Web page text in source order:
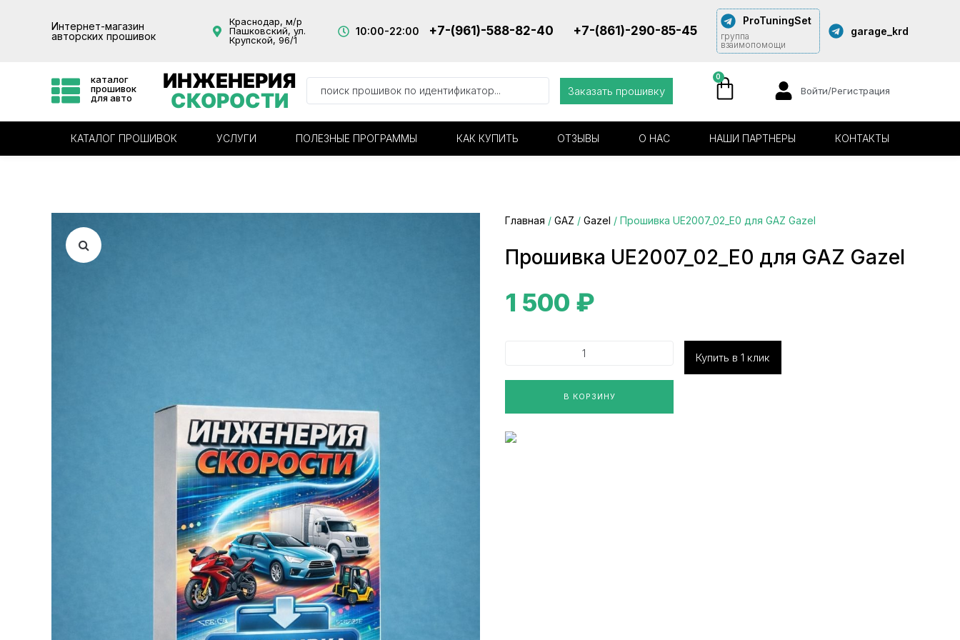
Интернет-магазин
авторских прошивок
Краснодар, м/р
Пашковский, ул.
Крупской, 96/1
10:00-22:00 +7-(961)-588-82-40 +7-(861)-290-85-45
ProTuningSet
группа
взаимопомощи
garage_krd
каталог
прошивок
для авто
ИНЖЕНЕРИЯ
СКОРОСТИ
Заказать прошивку
0
Войти/Регистрация
КАТАЛОГ ПРОШИВОК УСЛУГИ ПОЛЕЗНЫЕ ПРОГРАММЫ КАК КУПИТЬ ОТЗЫВЫ О НАС НАШИ ПАРТНЕРЫ КОНТАКТЫ
Главная / GAZ / Gazel / Прошивка UE2007_02_E0 для GAZ Gazel
Прошивка UE2007_02_E0 для GAZ Gazel
1 500 ₽
В КОРЗИНУ
Купить в 1 клик